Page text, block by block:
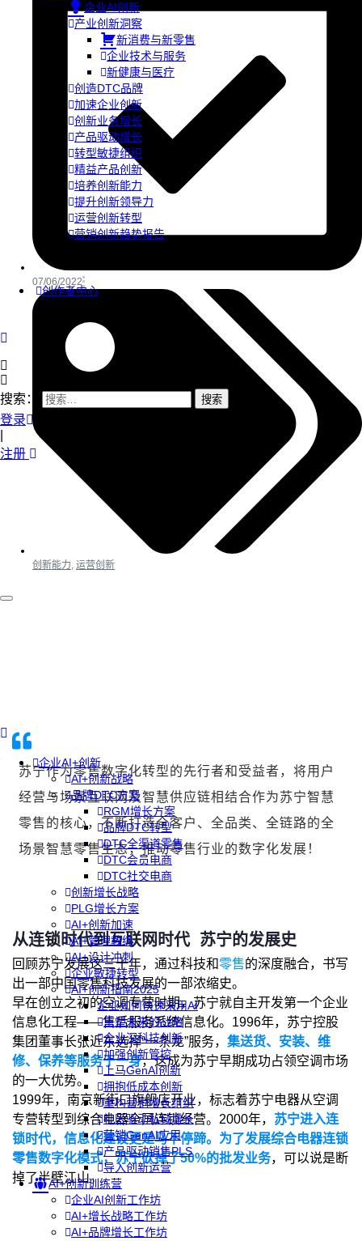
企业AI创新
产业创新洞察
新消费与新零售
企业技术与服务
新健康与医疗
创造DTC品牌
加速企业创新
创新业务增长
产品驱动增长
转型敏捷组织
精益产品创新
培养创新能力
提升创新领导力
运营创新转型
营销创新趋势报告
创作者中心
搜索：
登录
注册
企业AI+创新
AI+创新战略
品牌DTC方案
RGM增长方案
品牌DTC转型
DTC全渠道零售
DTC会员电商
DTC社交电商
创新增长战略
PLG增长方案
AI+创新加速
AI+管理教练
AI+设计冲刺
企业敏捷转型
AI+创新指南2025
企业如何快速采用AI
重塑未来的战略
企业深科技创新
加强创新管控
上马GenAI创新
拥抱低成本创新
重构营销增长组织
社区驱动私域增长
营销GenAI应用
产品驱动销售PLS
导入创新运营
AI+创新训练营
企业AI创新工作坊
AI+增长战略工作坊
AI+品牌增长工作坊
07/06/2022
创新能力 运营创新
苏宁作为零售数字化转型的先行者和受益者，将用户
经营与场景互联网及智慧供应链相结合作为苏宁智慧
零售的核心，不断打造全客户、全品类、全链路的全
场景智慧零售生态，推动零售行业的数字化发展！
从连锁时代到互联网时代 苏宁的发展史
回顾苏宁发展这三十年，通过科技和零售的深度融合，书写
出一部中国零售科技发展的一部浓缩史。
早在创立之初的空调专营时期，苏宁就自主开发第一个企业
信息化工程——售后服务系统信息化。1996年，苏宁控股
集团董事长张近东选择“一条龙”服务， 集送货、安装、维
修、保养等服务于一身，这成为苏宁早期成功占领空调市场
的一大优势。
1999年，南京新街口旗舰店开业，标志着苏宁电器从空调
专营转型到综合电器全国连锁经营。2000年， 苏宁进入连
锁时代，信息化建设更是马不停蹄。为了发展综合电器连锁
零售数字化模式，苏宁砍掉了50%的批发业务，可以说是断
掉了半壁江山。